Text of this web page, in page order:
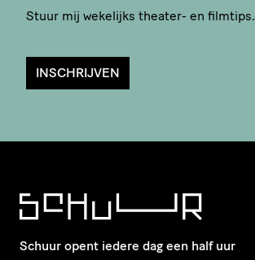
Stuur mij wekelijks theater- en filmtips.
INSCHRIJVEN
Schuur opent iedere dag een half uur